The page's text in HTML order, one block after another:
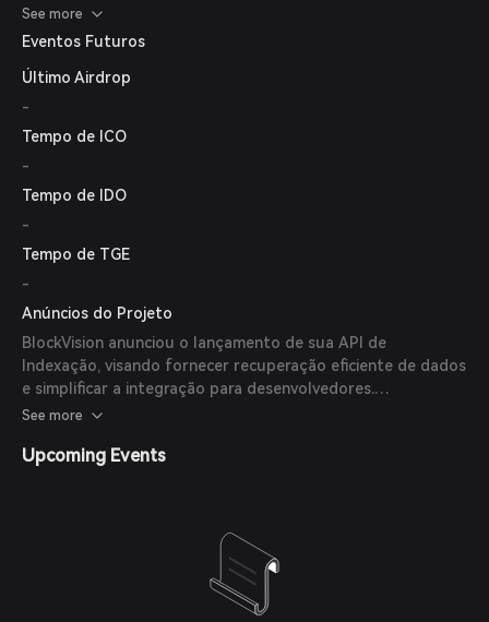
para desenvolvedores. (
See more
Eventos Futuros
Último Airdrop
-
Tempo de ICO
-
Tempo de IDO
-
Tempo de TGE
-
Anúncios do Projeto
BlockVision anunciou o lançamento de sua API de
Indexação, visando fornecer recuperação eficiente de dados
e simplificar a integração para desenvolvedores.
(medium.com
See more
Upcoming Events